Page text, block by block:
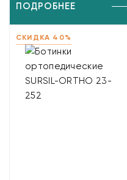
ПОДРОБНЕЕ
СКИДКА 40%